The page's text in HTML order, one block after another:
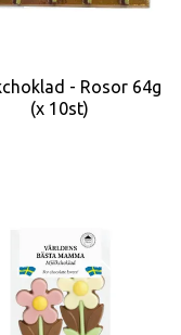
- Rosor 64g
(x 10st)